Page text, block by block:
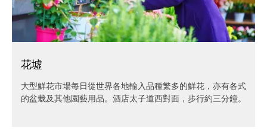
花墟
大型鮮花市場每日從世界各地輸入品種繁多的鮮花，亦有各式
的盆栽及其他園藝用品。酒店太子道西對面，步行約三分鐘。